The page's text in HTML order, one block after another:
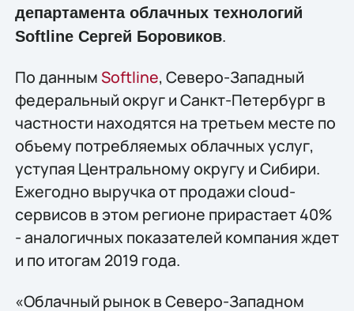
департамента облачных технологий
Softline Сергей Боровиков.
По даннымSoftline, Северо-Западный
федеральный округ и Санкт-Петербург в
частности находятся на третьем месте по
объему потребляемых облачных услуг,
уступая Центральному округу и Сибири.
Ежегодно выручка от продажи cloud-
сервисов в этом регионе прирастает 40%
- аналогичных показателей компания ждет
и по итогам 2019 года.
«Облачный рынок в Северо-Западном